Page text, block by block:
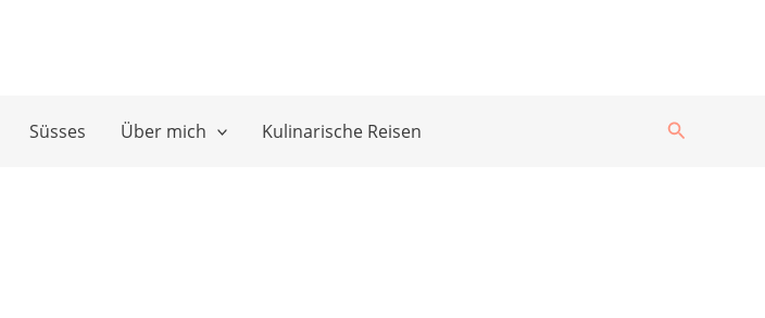
Süsses Über mich Kulinarische Reisen Suchen